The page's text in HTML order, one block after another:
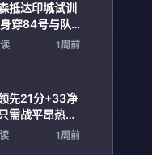
抵达印城试训
穿84号与队
撞胸展示默契
1周前
先21分+33净
需战平昂热即
锁定联赛冠军
1周前